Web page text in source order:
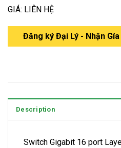
GIÁ: LIÊN HỆ
Đăng ký Đại Lý - Nhận
Description
Switch Gigabit 16 port